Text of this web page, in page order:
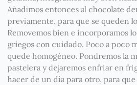
Añadimos entonces al chocolate
previamente, para que se queden
Removemos bien e incorporamos
griegos con cuidado. Poco a poco
quede homogéneo. Pondremos la
pastelera y dejaremos enfriar en
hacer de un día para otro, para que